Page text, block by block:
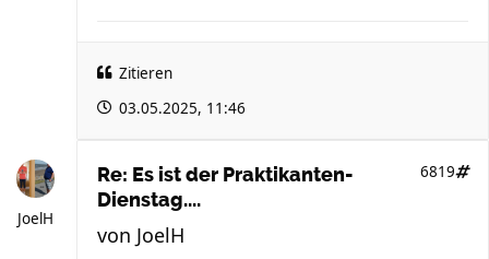
Zitieren
03.05.2025, 11:46
JoelH
Re: Es ist der Praktikanten-
Dienstag....
6819
von JoelH